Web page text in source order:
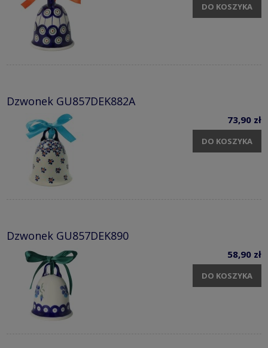
DO KOSZYKA
Dzwonek GU857DEK882A
73,90 zł
DO KOSZYKA
Dzwonek GU857DEK890
58,90 zł
DO KOSZYKA